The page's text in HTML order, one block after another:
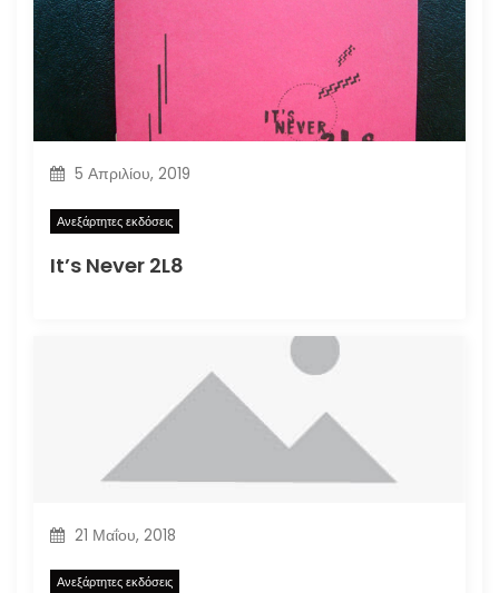
5 Απριλίου, 2019
Ανεξάρτητες εκδόσεις
It’s Never 2L8
21 Μαΐου, 2018
Ανεξάρτητες εκδόσεις